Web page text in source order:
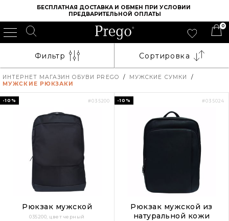
БЕСПЛАТНАЯ ДОСТАВКА И ОБМЕН ПРИ УСЛОВИИ
ПРЕДВАРИТЕЛЬНОЙ ОПЛАТЫ
0
Фильтр Сортировка
ИНТЕРНЕТ МАГАЗИН ОБУВИ PREGO / МУЖСКИЕ СУМКИ
/
МУЖСКИЕ РЮКЗАКИ
#035200
-10%
Рюкзак мужской
035200, цвет черный
#035024
-10%
Рюкзак мужской из
натуральной кожи